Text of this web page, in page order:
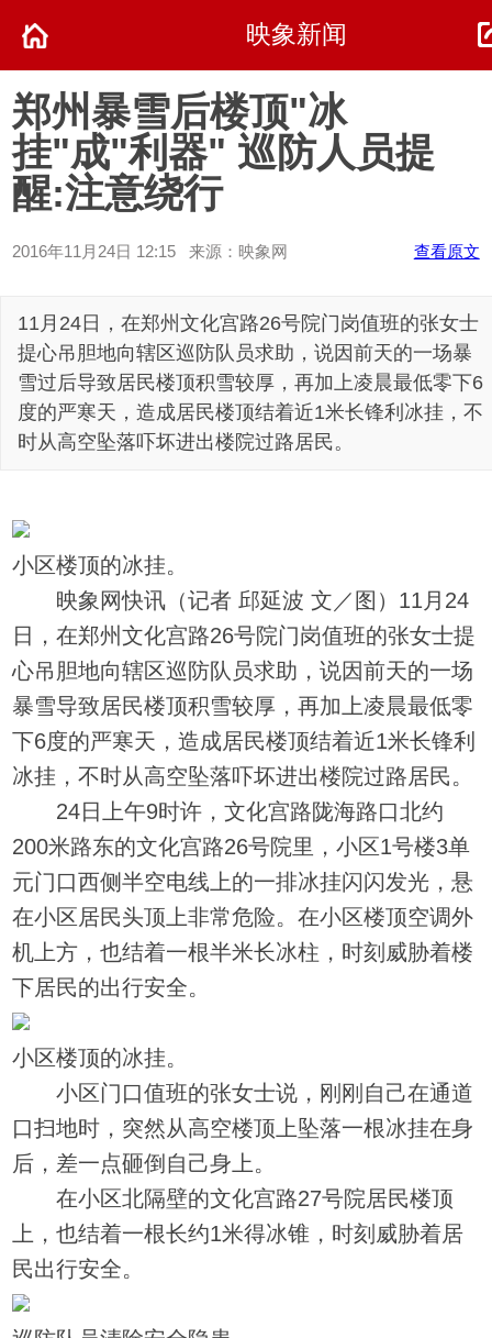
映象新闻
郑州暴雪后楼顶"冰
挂"成"利器" 巡防人员提
醒:注意绕行
2016年11月24日 12:15 来源：映象网 查看原文
11月24日，在郑州文化宫路26号院门岗值班的张女士
提心吊胆地向辖区巡防队员求助，说因前天的一场暴
雪过后导致居民楼顶积雪较厚，再加上凌晨最低零下6
度的严寒天，造成居民楼顶结着近1米长锋利冰挂，不
时从高空坠落吓坏进出楼院过路居民。
小区楼顶的冰挂。
映象网快讯（记者 邱延波 文／图）11月24
日，在郑州文化宫路26号院门岗值班的张女士提
心吊胆地向辖区巡防队员求助，说因前天的一场
暴雪导致居民楼顶积雪较厚，再加上凌晨最低零
下6度的严寒天，造成居民楼顶结着近1米长锋利
冰挂，不时从高空坠落吓坏进出楼院过路居民。
24日上午9时许，文化宫路陇海路口北约
200米路东的文化宫路26号院里，小区1号楼3单
元门口西侧半空电线上的一排冰挂闪闪发光，悬
在小区居民头顶上非常危险。在小区楼顶空调外
机上方，也结着一根半米长冰柱，时刻威胁着楼
下居民的出行安全。
小区楼顶的冰挂。
小区门口值班的张女士说，刚刚自己在通道
口扫地时，突然从高空楼顶上坠落一根冰挂在身
后，差一点砸倒自己身上。
在小区北隔壁的文化宫路27号院居民楼顶
上，也结着一根长约1米得冰锥，时刻威胁着居
民出行安全。